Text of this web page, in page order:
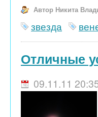
Автор Никита
звезда
Отличные
09.11.11